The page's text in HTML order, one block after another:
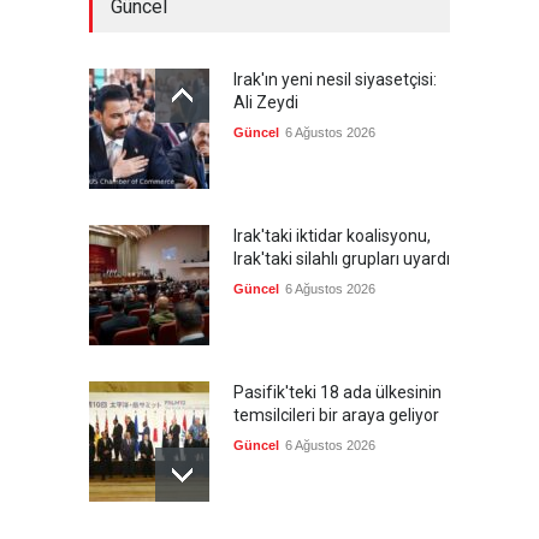
Güncel
Irak'ın yeni nesil siyasetçisi:
Ali Zeydi
Güncel 6 Ağustos 2026
Irak'taki iktidar koalisyonu,
Irak'taki silahlı grupları uyardı
Güncel 6 Ağustos 2026
Pasifik'teki 18 ada ülkesinin
temsilcileri bir araya geliyor
Güncel 6 Ağustos 2026